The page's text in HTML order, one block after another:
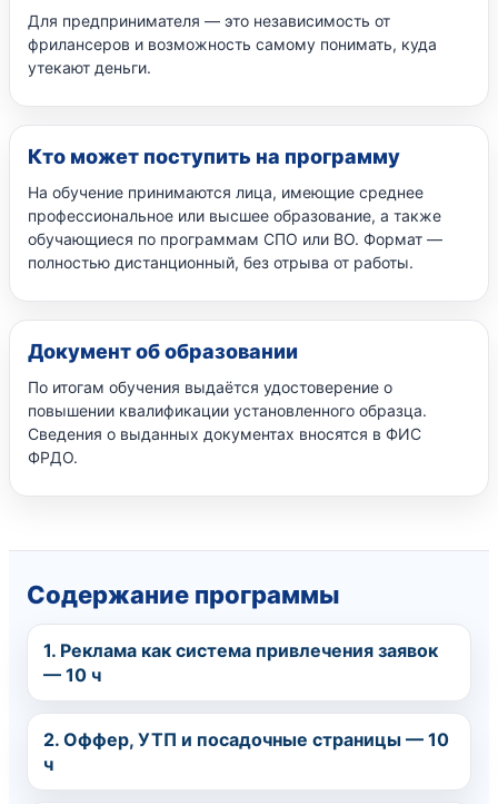
Для предпринимателя — это независимость от
фрилансеров и возможность самому понимать, куда
утекают деньги.
Кто может поступить на программу
На обучение принимаются лица, имеющие среднее
профессиональное или высшее образование, а также
обучающиеся по программам СПО или ВО. Формат —
полностью дистанционный, без отрыва от работы.
Документ об образовании
По итогам обучения выдаётся удостоверение о
повышении квалификации установленного образца.
Сведения о выданных документах вносятся в ФИС
ФРДО.
Содержание программы
1. Реклама как система привлечения заявок
— 10 ч
2. Оффер, УТП и посадочные страницы — 10
ч